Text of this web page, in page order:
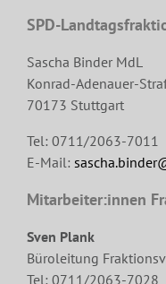
SPD-
Sascha Binder MdL
Konrad-Adenauer-
70173 Stuttgart
Tel: 0711/2063-7011
E-Mail:
Mitarbeiter:innen
Sven Plank
Büroleitung
Tel: 0711/2063-7028